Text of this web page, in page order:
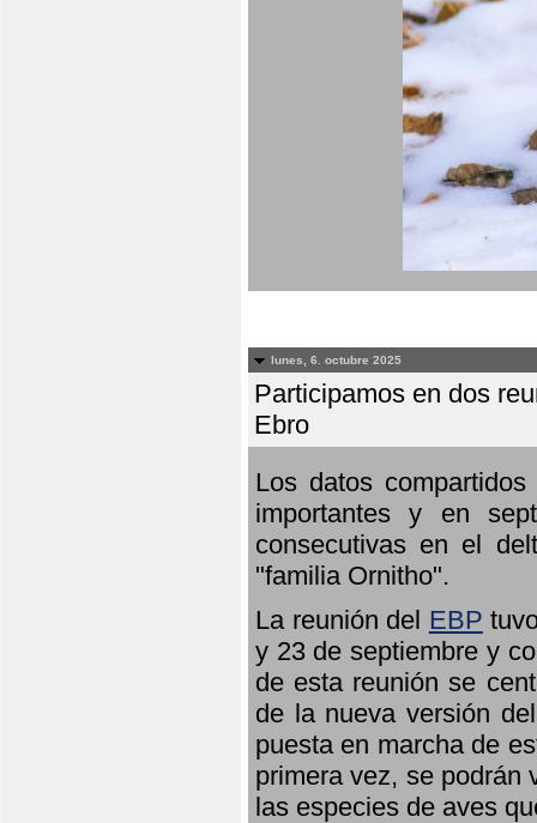
lunes, 6. octubre 2025
Participamos en dos
Ebro
Los datos
importantes y en
consecutivas en el
"familia Ornitho".
La reunión del EBP
y 23 de septiembre y
de esta reunión se
de la nueva versión
puesta en marcha de
primera vez, se podrán
las especies de aves